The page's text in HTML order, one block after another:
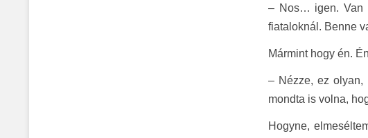
– Nos… igen. Van
fiataloknál. Benne
Mármint hogy én.
– Nézze, ez olyan,
mondta is volna,
Hogyne,